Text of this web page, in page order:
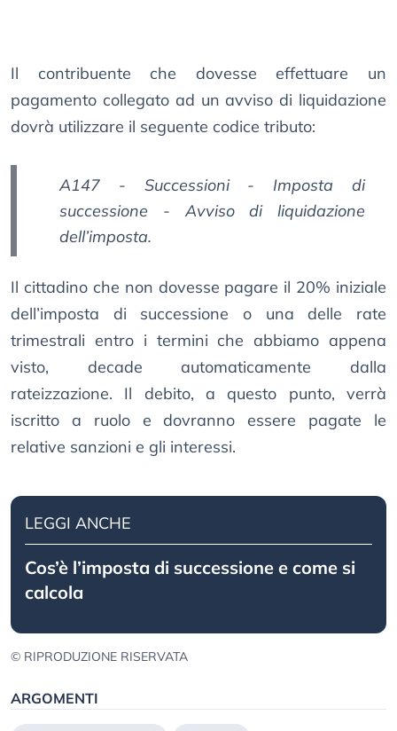
Il contribuente che dovesse effettuare un
pagamento collegato ad un avviso di liquidazione
dovrà utilizzare il seguente codice tributo:
A147 - Successioni - Imposta di
successione - Avviso di liquidazione
dell’imposta.
Il cittadino che non dovesse pagare il 20% iniziale
dell’imposta di successione o una delle rate
trimestrali entro i termini che abbiamo appena
visto, decade automaticamente dalla
rateizzazione. Il debito, a questo punto, verrà
iscritto a ruolo e dovranno essere pagate le
relative sanzioni e gli interessi.
LEGGI ANCHE
Cos’è l’imposta di successione e come si
calcola
© RIPRODUZIONE RISERVATA
ARGOMENTI